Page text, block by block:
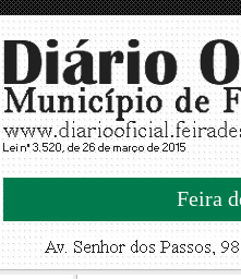
Feira